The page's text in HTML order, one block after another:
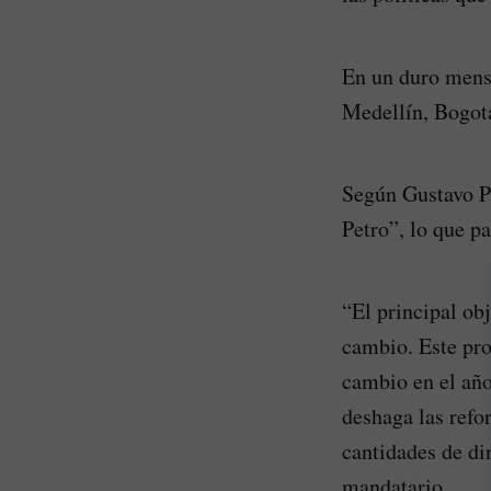
En un duro
Medellín,
Según Gustavo
Petro”, lo que
“El principal
cambio. Este
cambio en el
deshaga las
cantidades de